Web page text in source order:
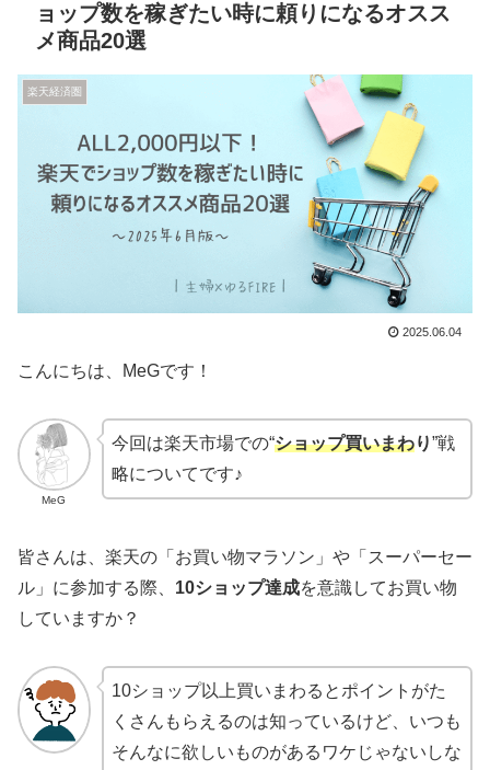
ョップ数を稼ぎたい時に頼りになるオスス
メ商品20選
楽天経済圏
2025.06.04
こんにちは、MeGです！
MeG
今回は楽天市場での“ショップ買いまわり”戦
略についてです♪
皆さんは、楽天の「お買い物マラソン」や「スーパーセー
ル」に参加する際、 10ショップ達成を意識してお買い物
していますか？
10ショップ以上買いまわるとポイントがた
くさんもらえるのは知っているけど、いつも
そんなに欲しいものがあるワケじゃないしな